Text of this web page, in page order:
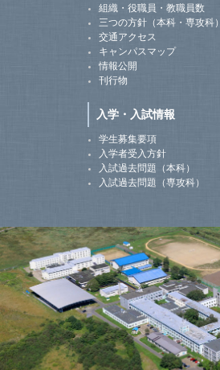
組織・役職員・教職員数
三つの方針（本科・専攻科）
交通アクセス
キャンパスマップ
情報公開
刊行物
入学・入試情報
学生募集要項
入学者受入方針
入試過去問題（本科）
入試過去問題（専攻科）